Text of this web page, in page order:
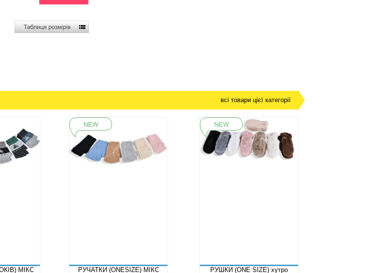
всі товари цієї категорії
МІКС
РУЧАТКИ (ONESIZE) МІКС
РУШКИ (ONE SIZE) хутро